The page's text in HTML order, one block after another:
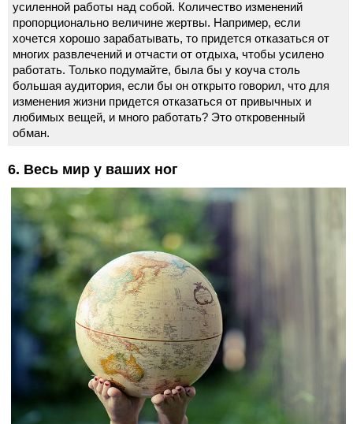
усиленной работы над собой. Количество изменений
пропорционально величине жертвы. Например, если
хочется хорошо зарабатывать, то придется отказаться от
многих развлечений и отчасти от отдыха, чтобы усилено
работать. Только подумайте, была бы у коуча столь
большая аудитория, если бы он открыто говорил, что для
изменения жизни придется отказаться от привычных и
любимых вещей, и много работать? Это откровенный
обман.
6. Весь мир у ваших ног